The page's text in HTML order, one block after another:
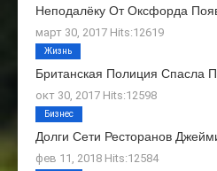
Неподалёку От Оксфорда
март 30, 2017 Hits:12619
Британская Полиция Спасла
окт 30, 2017 Hits:12598
Жизнь
Долги Сети Ресторанов
фев 11, 2018 Hits:12584
Бизнес